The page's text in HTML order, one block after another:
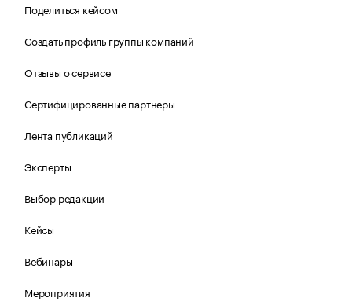
Поделиться кейсом
Создать профиль группы компаний
Отзывы о сервисе
Сертифицированные партнеры
Лента публикаций
Эксперты
Выбор редакции
Кейсы
Вебинары
Мероприятия